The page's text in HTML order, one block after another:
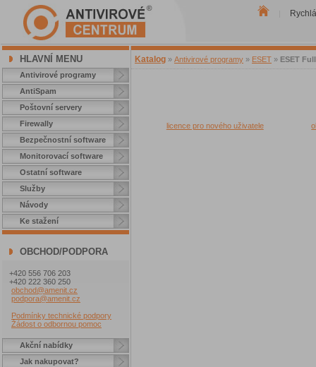
HLAVNÍ MENU
Antivirové programy
AntiSpam
Poštovní servery
Firewally
Bezpečnostní software
Monitorovací software
Ostatní software
Služby
Návody
Ke stažení
OBCHOD/PODPORA
+420 556 706 203
+420 222 360 250
obchod@amenit.cz
podpora@amenit.cz
Podmínky technické podpory
Žádost o odbornou pomoc
Akční nabídky
Jak nakupovat?
Katalog » Antivirové programy » ESET » ESET
licence pro nového uživatele